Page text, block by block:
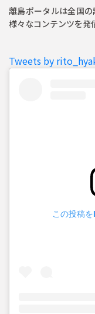
離島ポータルは全国
様々なコンテンツを発
Tweets by
この投稿